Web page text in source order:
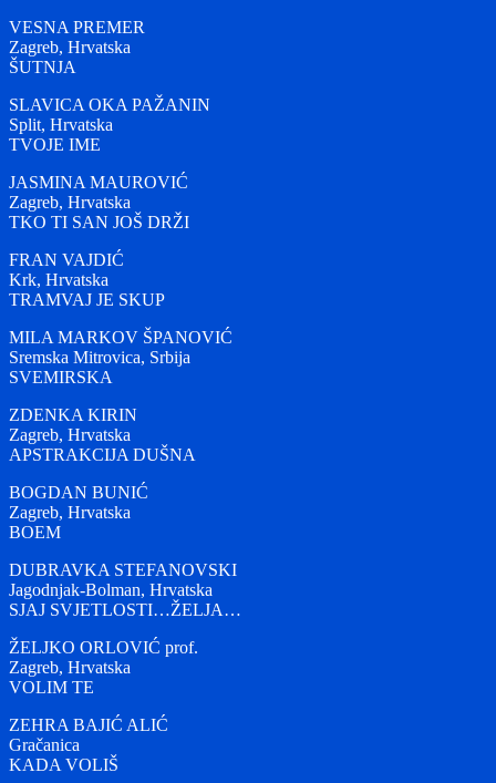
VESNA PREMER
Zagreb, Hrvatska
ŠUTNJA
SLAVICA OKA PAŽANIN
Split, Hrvatska
TVOJE IME
JASMINA MAUROVIĆ
Zagreb, Hrvatska
TKO TI SAN JOŠ DRŽI
FRAN VAJDIĆ
Krk, Hrvatska
TRAMVAJ JE SKUP
MILA MARKOV ŠPANOVIĆ
Sremska Mitrovica, Srbija
SVEMIRSKA
ZDENKA KIRIN
Zagreb, Hrvatska
APSTRAKCIJA DUŠNA
BOGDAN BUNIĆ
Zagreb, Hrvatska
BOEM
DUBRAVKA STEFANOVSKI
Jagodnjak-Bolman, Hrvatska
SJAJ SVJETLOSTI…ŽELJA…
ŽELJKO ORLOVIĆ prof.
Zagreb, Hrvatska
VOLIM TE
ZEHRA BAJIĆ ALIĆ
Gračanica
KADA VOLIŠ